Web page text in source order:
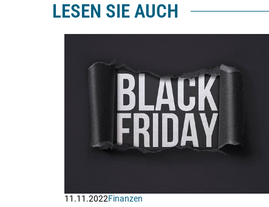
LESEN SIE AUCH
11.11.2022Finanzen